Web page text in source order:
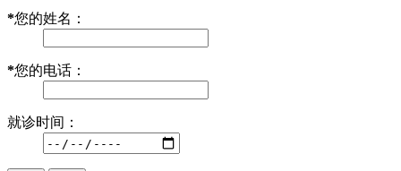
*您的姓名：
*您的电话：
就诊时间：